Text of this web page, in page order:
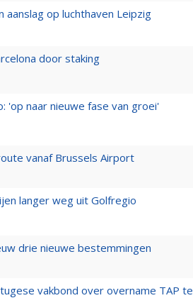
op luchthaven Leipzig
door staking
'op naar nieuwe fase van groei'
vanaf Brussels Airport
langer weg uit Golfregio
drie nieuwe bestemmingen
vakbond over overname TAP te